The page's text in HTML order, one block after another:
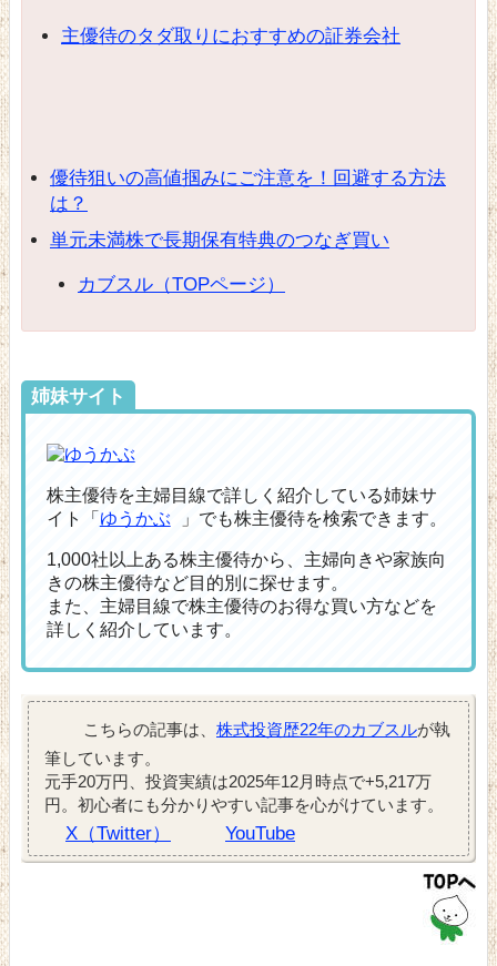
主優待のタダ取りにおすすめの証券会社
優待狙いの高値掴みにご注意を！回避する方法
は？
単元未満株で長期保有特典のつなぎ買い
カブスル（TOPページ）
姉妹サイト
株主優待を主婦目線で詳しく紹介している姉妹サ
イト「 ゆうかぶ 」でも株主優待を検索できます。
1,000社以上ある株主優待から、主婦向きや家族向
きの株主優待など目的別に探せます。
また、主婦目線で株主優待のお得な買い方などを
詳しく紹介しています。
こちらの記事は、 株式投資歴22年のカブスルが執
筆しています。
元手20万円、投資実績は2025年12月時点で+5,217万
円。初心者にも分かりやすい記事を心がけています。
X（Twitter） YouTube